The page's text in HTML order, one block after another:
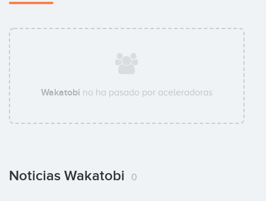
Wakatobi no ha pasado por aceleradoras
Noticias Wakatobi 0